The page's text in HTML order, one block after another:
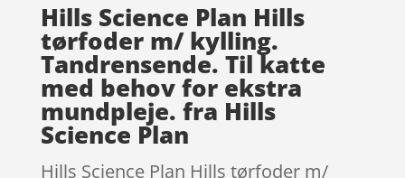
Hills Science Plan Hills
tørfoder m/ kylling.
Tandrensende. Til katte
med behov for ekstra
mundpleje. fra Hills
Science Plan
Hills Science Plan Hills tørfoder m/